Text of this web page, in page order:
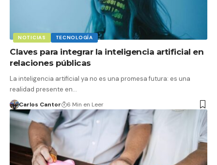
NOTICIAS TECNOLOGÍA
Claves para integrar la inteligencia artificial en
relaciones públicas
La inteligencia artificial ya no es una promesa futura: es una
realidad presente en…
Carlos Cantor 6 Min en Leer